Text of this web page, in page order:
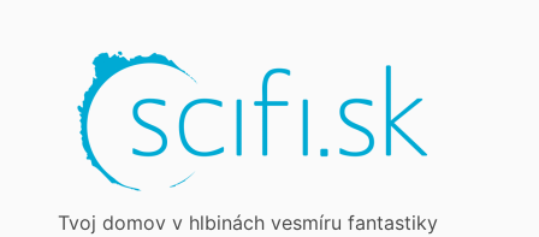
Tvoj domov v hlbinách vesmíru fantastiky